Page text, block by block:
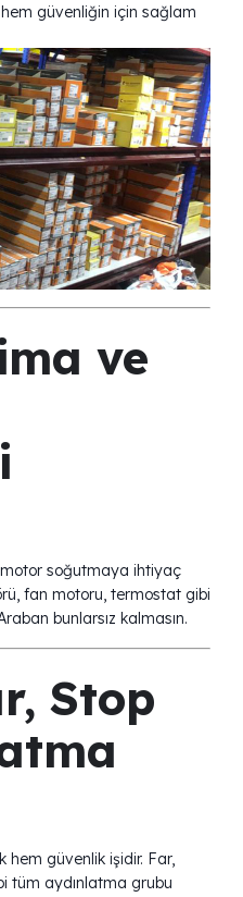
güvenliğin için sağlam
ve
motor soğutmaya ihtiyaç
fan motoru, termostat gibi
bunlarsız kalmasın.
Stop
güvenlik işidir. Far,
tüm aydınlatma grubu